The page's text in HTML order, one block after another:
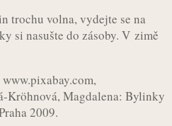
trochu volna, vydejte se na
si nasušte do zásoby. V zimě
www.pixabay.com,
Kröhnová, Magdalena: Bylinky
2009.